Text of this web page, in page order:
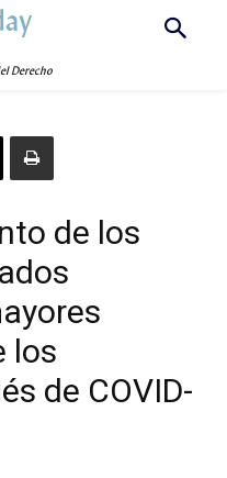
Derecho
de los
los
de COVID-